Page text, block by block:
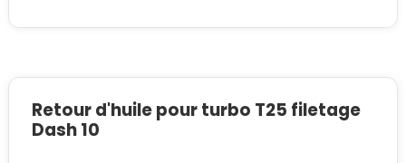
Retour d'huile pour turbo T25 filetage
Dash 10